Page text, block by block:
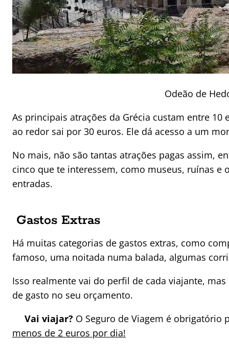
Odeão de
As principais atrações da Grécia custam entre
ao redor sai por 30 euros. Ele dá acesso a um
No mais, não são tantas atrações pagas assim,
cinco que te interessem, como museus, ruínas e
entradas.
Gastos Extras
Há muitas categorias de gastos extras, como
famoso, uma noitada numa balada, algumas
Isso realmente vai do perfil de cada viajante,
de gasto no seu orçamento.
Vai viajar? O Seguro de Viagem é obrigatório
menos de 2 euros por dia!